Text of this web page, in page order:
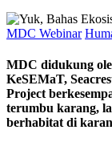
MDC Webinar
MDC didukung
KeSEMaT,
Project
terumbu karang,
berhabitat di